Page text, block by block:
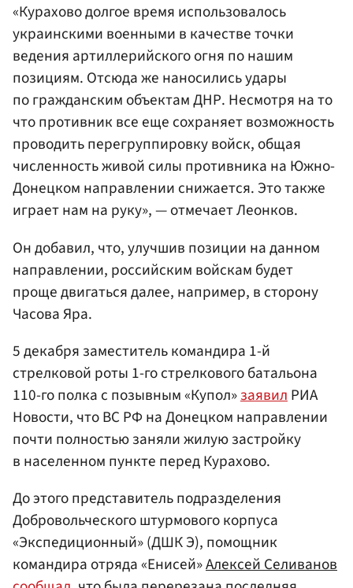
«Курахово долгое время использовалось
украинскими военными в качестве точки
ведения артиллерийского огня по нашим
позициям. Отсюда же наносились удары
по гражданским объектам ДНР. Несмотря на то
что противник все еще сохраняет возможность
проводить перегруппировку войск, общая
численность живой силы противника на Южно-
Донецком направлении снижается. Это также
играет нам на руку», — отмечает Леонков.
Он добавил, что, улучшив позиции на данном
направлении, российским войскам будет
проще двигаться далее, например, в сторону
Часова Яра.
5 декабря заместитель командира 1-й
стрелковой роты 1-го стрелкового батальона
110-го полка с позывным «Купол»заявилРИА
Новости, что ВС РФ на Донецком направлении
почти полностью заняли жилую застройку
в населенном пункте перед Курахово.
До этого представитель подразделения
Добровольческого штурмового корпуса
«Экспедиционный» (ДШК Э), помощник
командира отряда «Енисей»Алексей Селиванов